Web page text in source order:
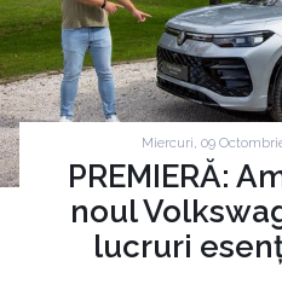
Miercuri, 09 Octombrie
PREMIERĂ:
noul
lucruri